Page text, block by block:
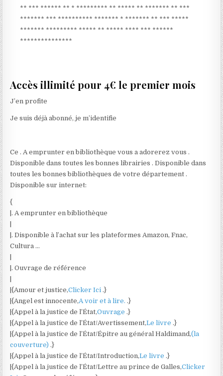
** *** ****** ** * ********* ** ***** ** ******* ** ***
******* *** ********** ******* * ******* ** *** *****
******* ********* ***** ** ***** **** *** ******
***************
Accès illimité pour 4€ le premier mois
J’en profite
Je suis déjà abonné, je m’identifie
Ce . A emprunter en bibliothèque vous a adorerez vous .
Disponible dans toutes les bonnes librairies . Disponible dans
toutes les bonnes bibliothèques de votre département .
Disponible sur internet:
{
|. A emprunter en bibliothèque
|. Disponible à l’achat sur les plateformes Amazon, Fnac,
Cultura …
|. Ouvrage de référence
|{Amour et justice,Clicker Ici.}
|{Angel est innocente,A voir et à lire..}
|{Appel à la justice de l’État,Ouvrage.}
|{Appel à la justice de l’État/Avertissement,Le livre.}
|{Appel à la justice de l’État/Épitre au général Haldimand,(la
couverture).}
|{Appel à la justice de l’État/Introduction,Le livre.}
|{Appel à la justice de l’État/Lettre au prince de Galles,Clicker